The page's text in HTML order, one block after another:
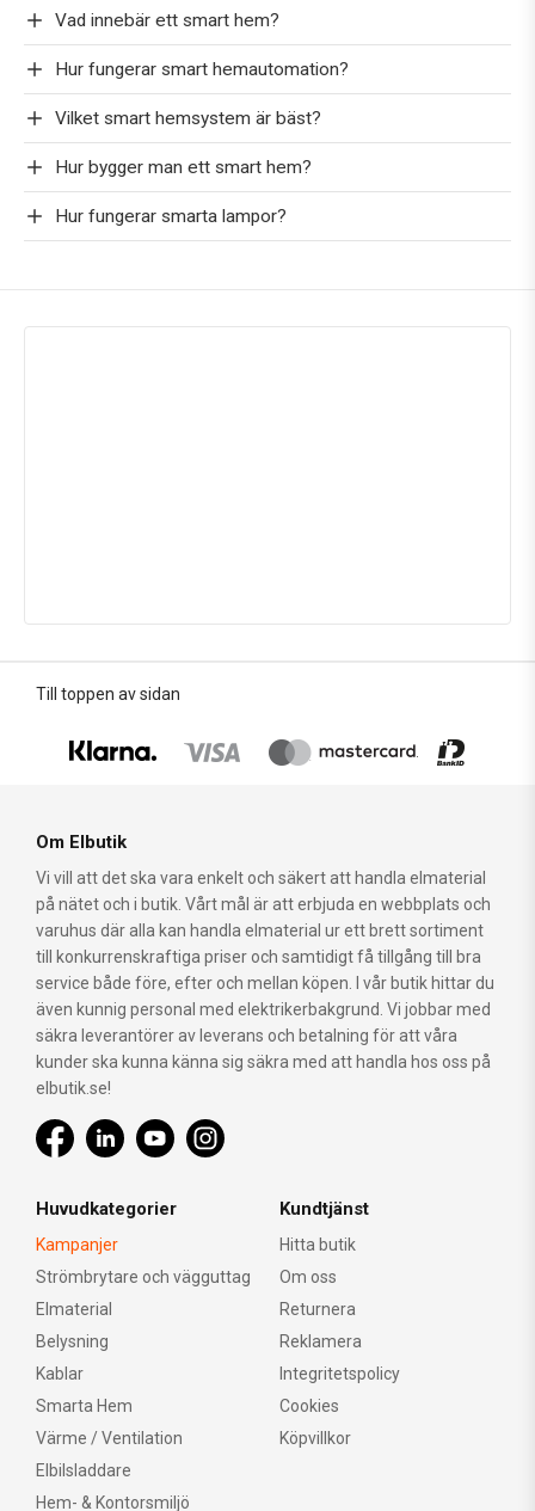
Vad innebär ett smart hem?
Hur fungerar smart hemautomation?
Vilket smart hemsystem är bäst?
Hur bygger man ett smart hem?
Hur fungerar smarta lampor?
Till toppen av sidan
Om Elbutik
Vi vill att det ska vara enkelt och säkert att handla elmaterial
på nätet och i butik. Vårt mål är att erbjuda en webbplats och
varuhus där alla kan handla elmaterial ur ett brett sortiment
till konkurrenskraftiga priser och samtidigt få tillgång till bra
service både före, efter och mellan köpen. I vår butik hittar du
även kunnig personal med elektrikerbakgrund. Vi jobbar med
säkra leverantörer av leverans och betalning för att våra
kunder ska kunna känna sig säkra med att handla hos oss på
elbutik.se!
Huvudkategorier
Kampanjer
Strömbrytare och vägguttag
Elmaterial
Belysning
Kablar
Smarta Hem
Värme / Ventilation
Elbilsladdare
Hem- & Kontorsmiljö
Kundtjänst
Hitta butik
Om oss
Returnera
Reklamera
Integritetspolicy
Cookies
Köpvillkor